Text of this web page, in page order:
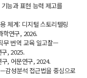
능과 표현 능력 제고를
체계: 디지털 스토리텔링
학연구, 2026.
무 번역 교육 일고찰—
, 2025.
, 어문연구, 2024.
감성분석 접근법을 중심으로